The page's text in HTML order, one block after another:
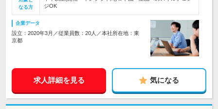
なる方
ジOK
企業データ
設立：2020年3月／従業員数：20人／本社所在地：東
京都
求人詳細を見る 気になる